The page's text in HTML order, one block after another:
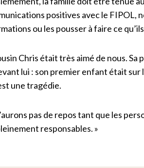
positives avec le FIPOL,
ou les pousser à faire ce
Chris était très aimé de nous.
lui : son premier enfant était
une tragédie.
pas de repos tant que les
responsables. »